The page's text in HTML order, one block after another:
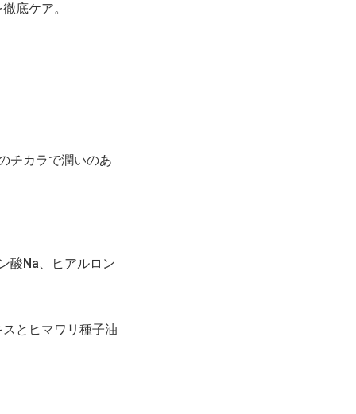
底ケア。
チカラで潤いのあ
酸Na、ヒアルロン
とヒマワリ種子油